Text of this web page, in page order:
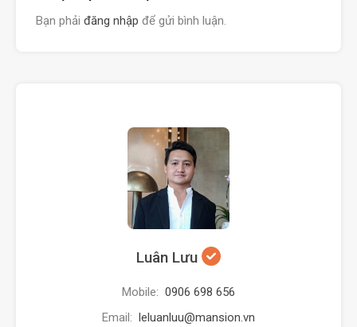
Bạn phải đăng nhập để gửi bình luận.
Luân Lưu
Mobile: 0906 698 656
Email: leluanluu@mansion.vn